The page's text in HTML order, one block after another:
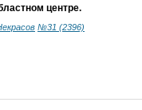
центре.
№31 (2396)